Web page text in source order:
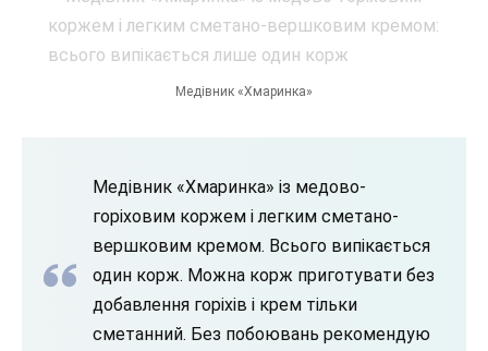
Медівник «Хмаринка»
Медівник «Хмаринка» із медово-
горіховим коржем і легким сметано-
вершковим кремом. Всього випікається
один корж. Можна корж приготувати без
добавлення горіхів і крем тільки
сметанний. Без побоювань рекомендую